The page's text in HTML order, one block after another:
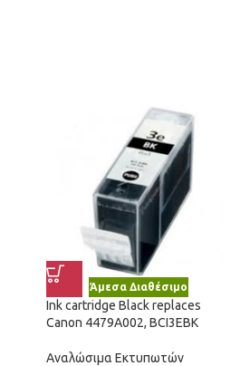
Άμεσα Διαθέσιμο
Ink cartridge Black replaces
Canon 4479A002, BCI3EBK
Αναλώσιμα Εκτυπωτών